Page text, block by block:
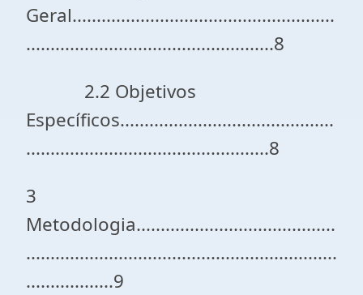
Geral......................................................
...................................................8
2.2 Objetivos
Específicos............................................
..................................................8
3
Metodologia.........................................
................................................................
..................9